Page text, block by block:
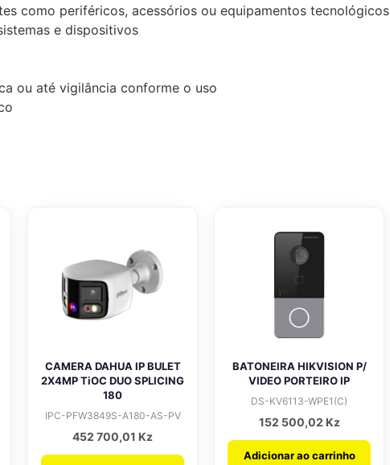
como periféricos, acessórios ou equipamentos tecnológicos
e dispositivos
ou até vigilância conforme o uso
CAMERA DAHUA IP BULET
2X4MP TiOC DUO SPLICING
180
IPC-PFW3849S-A180-AS-PV
452 700,01 Kz
BATONEIRA HIKVISION P/
VIDEO PORTEIRO IP
DS-KV6113-WPE1(C)
152 500,02 Kz
Adicionar ao carrinho